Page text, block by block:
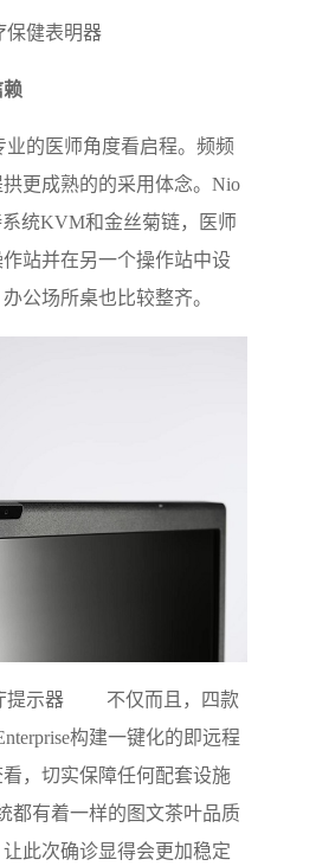
健表明器
赖
的医师角度看启程。频频
更成熟的的采用体念。Nio
系统KVM和金丝菊链，医师
站并在另一个操作站中设
公场所桌也比较整齐。
提示器 不仅而且，四款
构建一键化的即远程
，切实保障任何配套设施
都有着一样的图文茶叶品质
此次确诊显得会更加稳定